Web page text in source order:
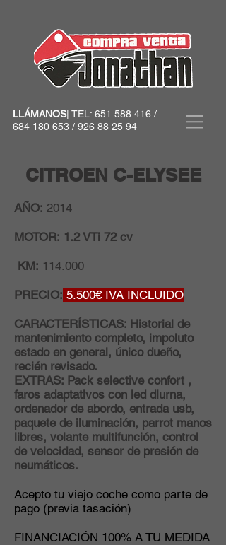
LLÁMANOS| TEL: 651 588 416 /
684 180 653 / 926 88 25 94
CITROEN C-ELYSEE
AÑO: 2014
MOTOR: 1.2 VTi 72 cv
KM: 114.000
PRECIO: 5.500€ IVA INCLUIDO
CARACTERÍSTICAS: Historial de
mantenimiento completo, impoluto
estado en general, único dueño,
recién revisado.
EXTRAS: Pack selective confort ,
faros adaptativos con led diurna,
ordenador de abordo, entrada usb,
paquete de iluminación, parrot manos
libres, volante multifunción, control
de velocidad, sensor de presión de
neumáticos.
Acepto tu viejo coche como parte de
pago (previa tasación)
FINANCIACIÓN 100% A TU MEDIDA